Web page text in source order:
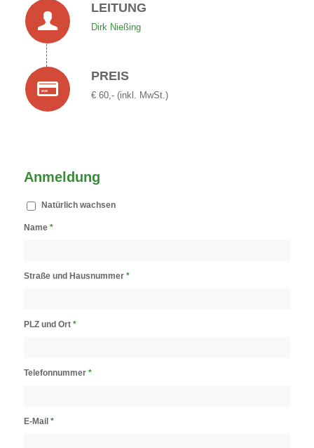
LEITUNG
Dirk Nießing
PREIS
€ 60,- (inkl. MwSt.)
Anmeldung
Natürlich wachsen
Name *
Straße und Hausnummer *
PLZ und Ort *
Telefonnummer *
E-Mail *